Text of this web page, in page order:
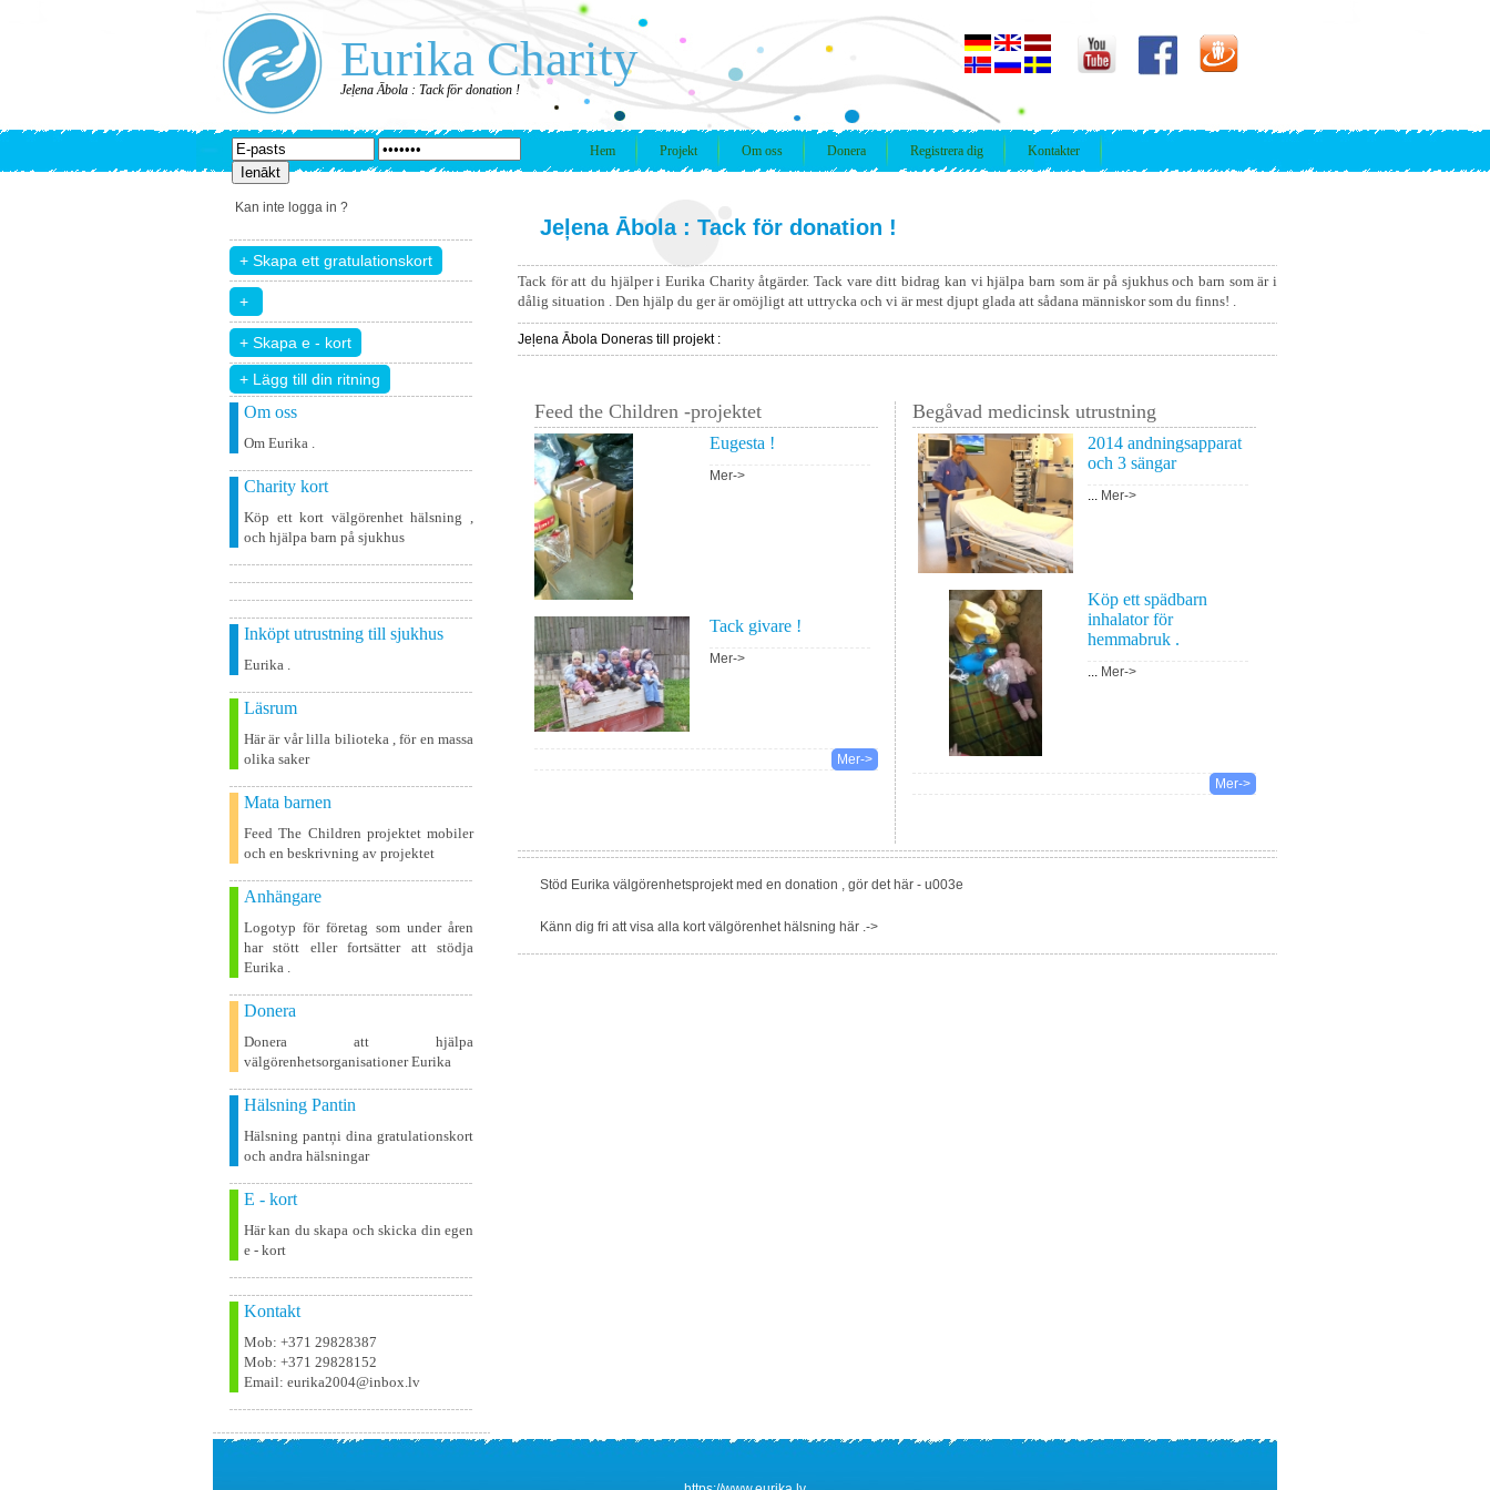
Eurika Charity
Jeļena Ābola : Tack för donation !
Hem Projekt Om oss Donera Registrera dig Kontakter
Kan inte logga in ?
+ Lägg till din ritning
Om oss
Om Eurika .
Charity kort
Köp ett kort välgörenhet hälsning ,
och hjälpa barn på sjukhus
Inköpt utrustning till sjukhus
Eurika .
Läsrum
Här är vår lilla bilioteka , för en massa
olika saker
Mata barnen
Feed The Children projektet mobiler
och en beskrivning av projektet
Anhängare
Logotyp för företag som under åren
har stött eller fortsätter att stödja
Eurika .
Donera
Donera att hjälpa
välgörenhetsorganisationer Eurika
Hälsning Pantin
Hälsning pantņi dina gratulationskort
och andra hälsningar
E - kort
Här kan du skapa och skicka din egen
e - kort
Kontakt
Mob: +371 29828387
Mob: +371 29828152
Email: eurika2004@inbox.lv
Jeļena Ābola : Tack för donation !
Tack för att du hjälper i Eurika Charity åtgärder. Tack vare ditt bidrag kan vi hjälpa barn som är på sjukhus och barn som är i
dålig situation . Den hjälp du ger är omöjligt att uttrycka och vi är mest djupt glada att sådana människor som du finns! .
Jeļena Ābola Doneras till projekt :
Feed the Children -projektet
Eugesta !
Mer->
Tack givare !
Mer->
Mer->
Begåvad medicinsk utrustning
2014 andningsapparat
och 3 sängar
... Mer->
Köp ett spädbarn
inhalator för
hemmabruk .
Mer->
Mer->
Stöd Eurika välgörenhetsprojekt med en donation , gör det här - u003e
Känn dig fri att visa alla kort välgörenhet hälsning här .->